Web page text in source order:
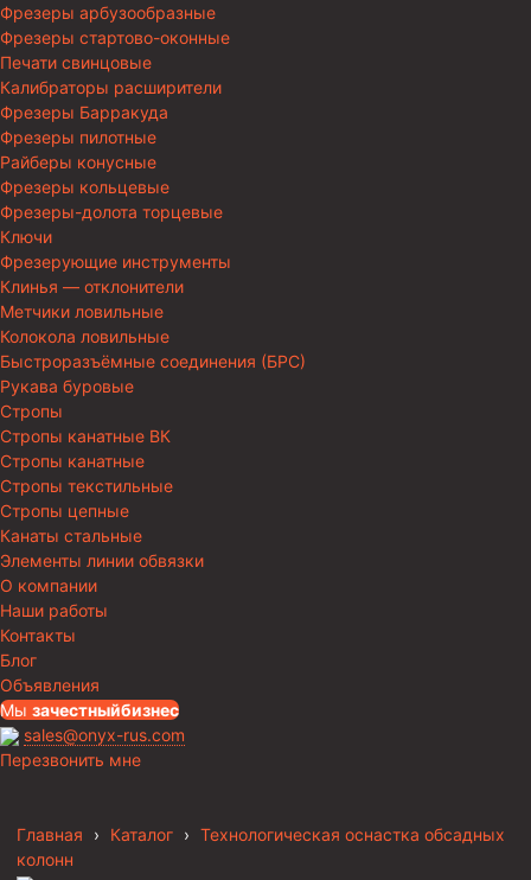
Фрезеры арбузообразные
Фрезеры стартово-оконные
Печати свинцовые
Калибраторы расширители
Фрезеры Барракуда
Фрезеры пилотные
Райберы конусные
Фрезеры кольцевые
Фрезеры-долота торцевые
Ключи
Фрезерующие инструменты
Клинья — отклонители
Метчики ловильные
Колокола ловильные
Быстроразъёмные соединения (БРС)
Рукава буровые
Стропы
Стропы канатные ВК
Стропы канатные
Стропы текстильные
Стропы цепные
Канаты стальные
Элементы линии обвязки
О компании
Наши работы
Контакты
Блог
Объявления
Мы зачестныйбизнес
sales@onyx-rus.com
Перезвонить мне
Главная › Каталог › Технологическая оснастка обсадных
колонн